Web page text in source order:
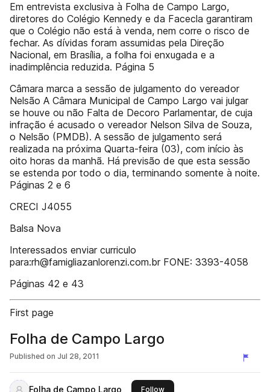
Em entrevista exclusiva à Folha de Campo Largo,
diretores do Colégio Kennedy e da Facecla garantiram
que o Colégio não está à venda, nem corre o risco de
fechar. As dívidas foram assumidas pela Direção
Nacional, em Brasília, a folha foi enxugada e a
inadimplência reduzida. Página 5
Câmara marca a sessão de julgamento do vereador
Nelsão A Câmara Municipal de Campo Largo vai julgar
se houve ou não Falta de Decoro Parlamentar, de cuja
infração é acusado o vereador Nelson Silva de Souza,
o Nelsão (PMDB). A sessão de julgamento será
realizada na próxima Quarta-feira (03), com início às
oito horas da manhã. Há previsão de que esta sessão
se estenda por todo o dia, terminando somente à noite.
Páginas 2 e 6
CRECI J4055
Balsa Nova
Interessados enviar curriculo
para:rh@famigliazanlorenzi.com.br FONE: 3393-4058
Páginas 42 e 43
First page
Folha de Campo Largo
Published on Jul 28, 2011
Folha de Campo Largo Followthis publisher